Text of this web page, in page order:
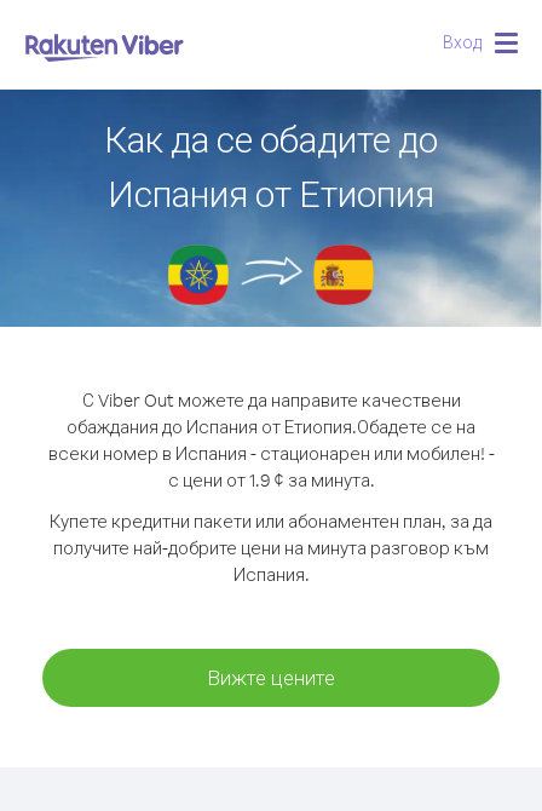
Вход
Как да се обадите до
Испания от Етиопия
С Viber Out можете да направите качествени
обаждания до Испания от Етиопия.Обадете се на
всеки номер в Испания - стационарен или мобилен! -
с цени от 1.9 ¢ за минута.
Купете кредитни пакети или абонаментен план, за да
получите най-добрите цени на минута разговор към
Испания.
Вижте цените